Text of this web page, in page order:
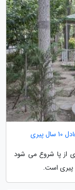
از پا شروع می شود